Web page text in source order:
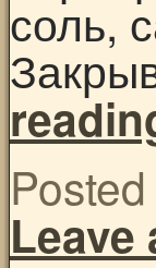
соль,
Leave